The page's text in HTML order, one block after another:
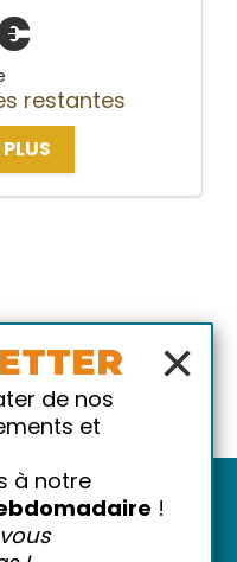
restantes
×
de nos
et
à notre
!